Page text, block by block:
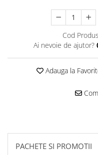
Șuruburi Gips Carton
Piese pentru CD si UA
Benzi Gips Carton
Ipsos îmbinare Gips Carton
Adezivi Parchet și Lemn
Cod
Ai nevoie de ajutor?
Adauga la
PACHETE SI PROMOTII